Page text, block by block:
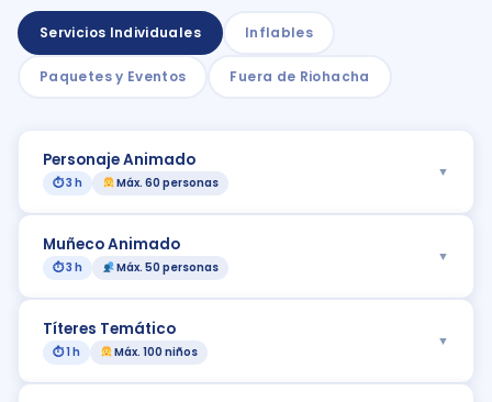
Servicios Individuales Inflables
Paquetes y Eventos Fuera de Riohacha
Personaje Animado
⏱ 3 h Máx. 60 personas
▼
Muñeco Animado
⏱ 3 h Máx. 50 personas
▼
Títeres Temático
⏱ 1 h Máx. 100 niños
▼